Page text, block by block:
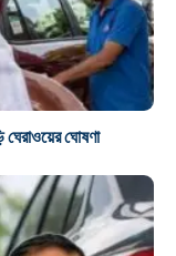
ঘোষণা